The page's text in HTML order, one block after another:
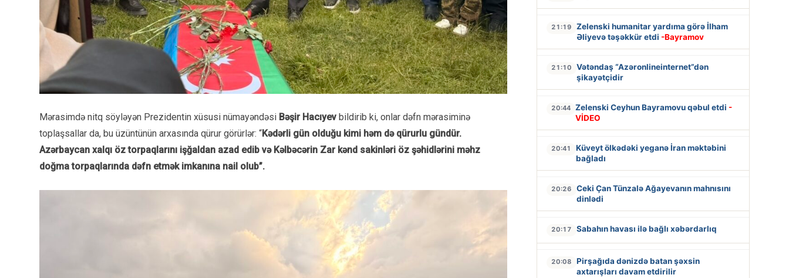
Mərasimdə nitq söyləyən Prezidentin xüsusi nümayəndəsi Bəşir Hacıyev bildirib ki, onlar dəfn mərasiminə
toplaşsallar da, bu üzüntünün arxasında qürur görürlər: “Kədərli gün olduğu kimi həm də qürurlu gündür.
Azərbaycan xalqı öz torpaqlarını işğaldan azad edib və Kəlbəcərin Zar kənd sakinləri öz şəhidlərini məhz
doğma torpaqlarında dəfn etmək imkanına nail olub”.
21:19
Zelenski humanitar yardıma görə İlham
Əliyevə təşəkkür etdi -Bayramov
21:10
Vətəndaş “Azəronlineinternet”dən
şikayətçidir
20:44 Zelenski Ceyhun Bayramovu qəbul etdi -
VİDEO
20:41
Küveyt ölkədəki yeganə İran məktəbini
bağladı
20:26
Ceki Çan Tünzalə Ağayevanın mahnısını
dinlədi
20:17 Sabahın havası ilə bağlı xəbərdarlıq
20:08
Pirşağıda dənizdə batan şəxsin
axtarışları davam etdirilir